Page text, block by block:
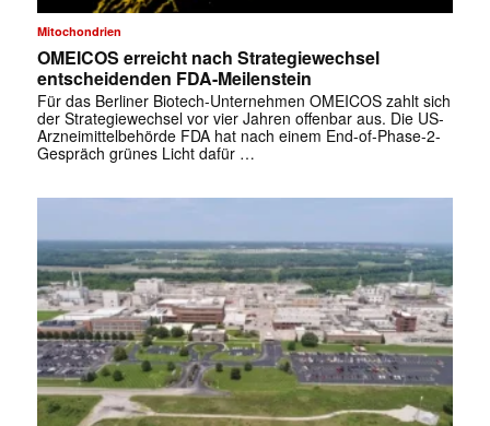
Mitochondrien
OMEICOS erreicht nach Strategiewechsel
entscheidenden FDA-Meilenstein
Für das Berliner Biotech-Unternehmen OMEICOS zahlt sich
der Strategiewechsel vor vier Jahren offenbar aus. Die US-
Arzneimittelbehörde FDA hat nach einem End-of-Phase-2-
Gespräch grünes Licht dafür …